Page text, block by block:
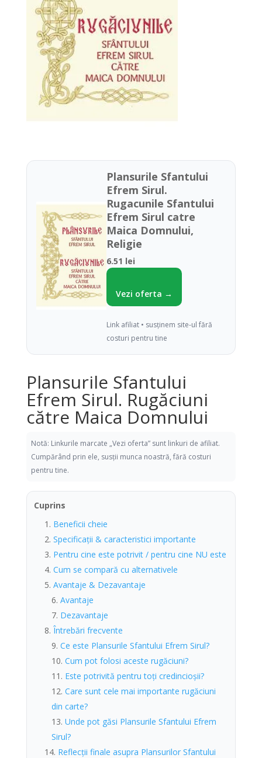
Plansurile Sfantului
Efrem Sirul.
Rugacunile Sfantului
Efrem Sirul catre
Maica Domnului,
Religie
6.51 lei
Vezi oferta →
Link afiliat • susținem site-ul fără
costuri pentru tine
Plansurile Sfantului
Efrem Sirul. Rugăciuni
către Maica Domnului
Notă: Linkurile marcate „Vezi oferta” sunt linkuri de afiliat.
Cumpărând prin ele, susții munca noastră, fără costuri
pentru tine.
Cuprins
Beneficii cheie
Specificații & caracteristici importante
Pentru cine este potrivit / pentru cine NU este
Cum se compară cu alternativele
Avantaje & Dezavantaje
Avantaje
Dezavantaje
Întrebări frecvente
Ce este Plansurile Sfantului Efrem Sirul?
Cum pot folosi aceste rugăciuni?
Este potrivită pentru toți credincioșii?
Care sunt cele mai importante rugăciuni
din carte?
Unde pot găsi Plansurile Sfantului Efrem
Sirul?
Reflecții finale asupra Plansurilor Sfantului